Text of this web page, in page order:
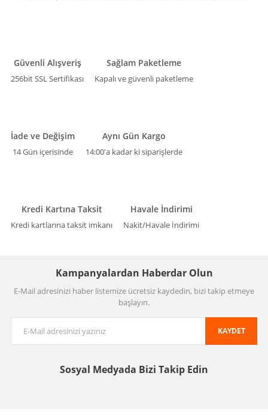
Güvenli Alışveriş
256bit SSL Sertifikası
Sağlam Paketleme
Kapalı ve güvenli paketleme
İade ve Değişim
14 Gün içerisinde
Aynı Gün Kargo
14:00'a kadar ki siparişlerde
Kredi Kartına Taksit
Kredi kartlarına taksit imkanı
Havale İndirimi
Nakit/Havale İndirimi
Kampanyalardan Haberdar Olun
E-Mail adresinizi haber listemize ücretsiz kaydedin, bizi takip etmeye
başlayın.
KAYDET
Sosyal Medyada Bizi Takip Edin